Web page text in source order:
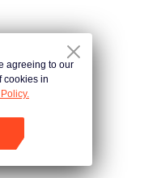
agreeing to our
cookies in